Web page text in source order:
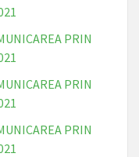
PRIN
PRIN
PRIN